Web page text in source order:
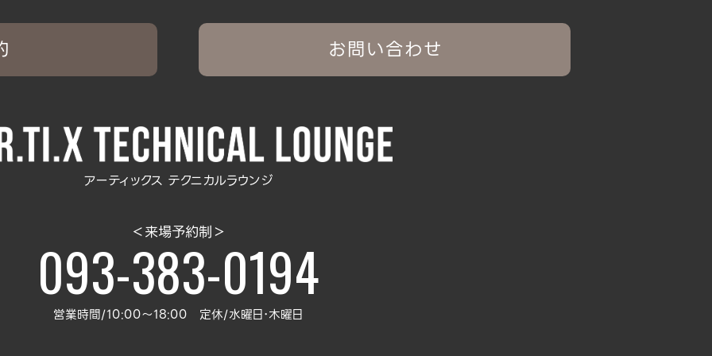
お問い合わせ
アーティックス テクニカルラウンジ
＜来場予約制＞
093-383-0194
営業時間/10:00～18:00 定休/水曜日･木曜日